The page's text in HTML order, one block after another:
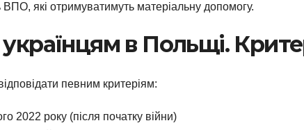
які отримуватимуть матеріальну допомогу.
в Польщі.
певним критеріям:
2022 року (після початку війни)